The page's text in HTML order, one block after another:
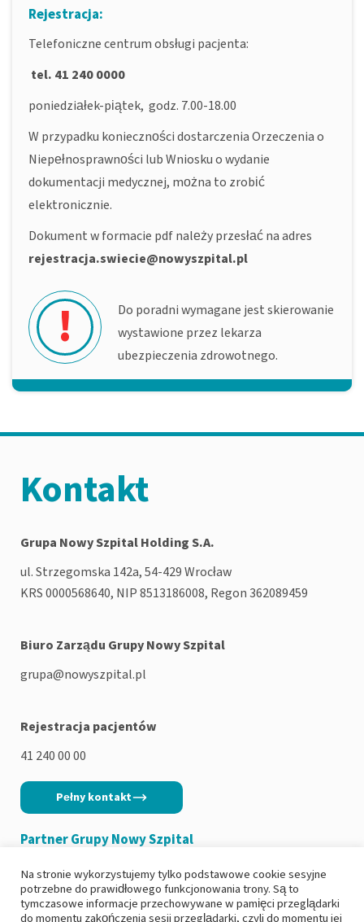
Rejestracja:
Telefoniczne centrum obsługi pacjenta:
tel. 41 240 0000
poniedziałek-piątek, godz. 7.00-18.00
W przypadku konieczności dostarczenia Orzeczenia o
Niepełnosprawności lub Wniosku o wydanie
dokumentacji medycznej, można to zrobić
elektronicznie.
Dokument w formacie pdf należy przesłać na adres
rejestracja.swiecie@nowyszpital.pl
!
Do poradni wymagane jest skierowanie
wystawione przez lekarza
ubezpieczenia zdrowotnego.
Kontakt
Grupa Nowy Szpital Holding S.A.
ul. Strzegomska 142a, 54-429 Wrocław
KRS 0000568640, NIP 8513186008, Regon 362089459
Biuro Zarządu Grupy Nowy Szpital
grupa@nowyszpital.pl
Rejestracja pacjentów
41 240 00 00
Pełny kontakt
Partner Grupy Nowy Szpital
Na stronie wykorzystujemy tylko podstawowe cookie sesyjne
potrzebne do prawidłowego funkcjonowania trony. Są to
tymczasowe informacje przechowywane w pamięci przeglądarki
do momentu zakończenia sesji przeglądarki, czyli do momentu jej